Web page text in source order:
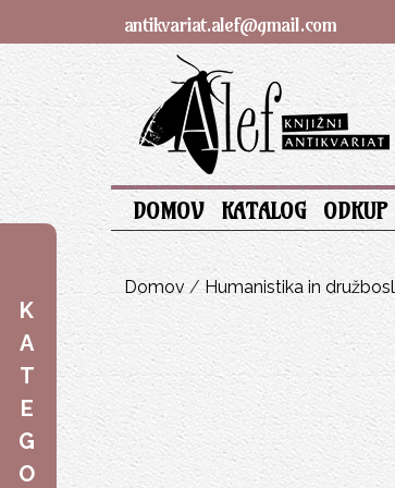
antikvariat.alef@gmail.com
DOMOV KATALOG
Domov / Humanistika in
K
A
T
E
G
O